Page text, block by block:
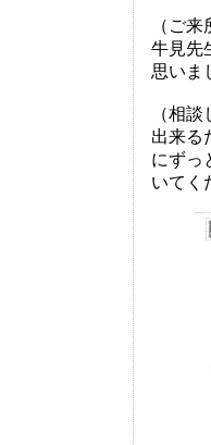
（ご来
牛見先
思いま
（相談
出来る
にずっ
いてく